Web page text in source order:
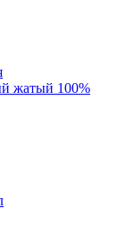
жатый 100%